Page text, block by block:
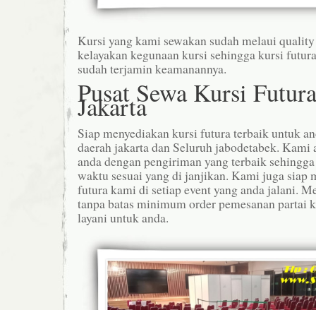
Kursi yang kami sewakan sudah melaui
kelayakan kegunaan kursi sehingga kursi
sudah terjamin keamanannya.
Pusat Sewa Kursi
Jakarta
Siap menyediakan kursi futura terbaik untuk
daerah jakarta dan Seluruh jabodetabek. Kami
anda dengan pengiriman yang terbaik
waktu sesuai yang di janjikan. Kami juga siap
futura kami di setiap event yang anda jalani.
tanpa batas minimum order pemesanan partai
layani untuk anda.